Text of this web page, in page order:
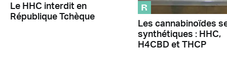
Le HHC interdit en
République Tchèque
R
Les cannabinoïdes
synthétiques : HHC,
H4CBD et THCP